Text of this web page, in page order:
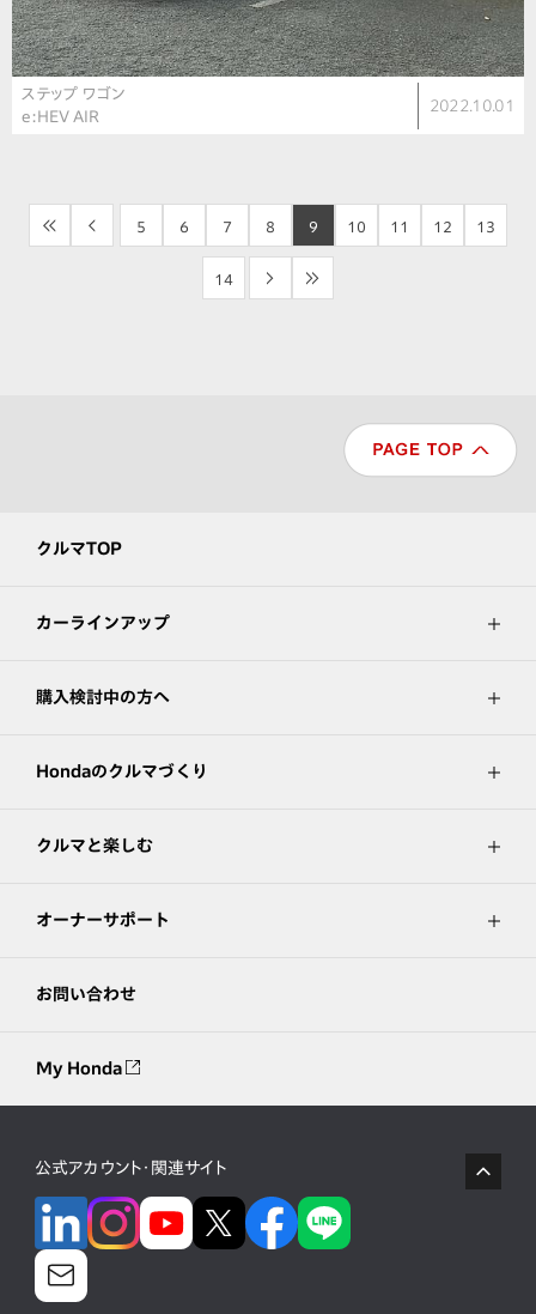
ステップ ワゴン
e:HEV AIR
2022.10.01
<< < 5 6 7 8 9 10 11 12 13
14 > >>
クルマTOP
カーラインアップ
購入検討中の方へ
Hondaのクルマづくり
クルマと楽しむ
オーナーサポート
お問い合わせ
My Honda
公式アカウント・関連サイト